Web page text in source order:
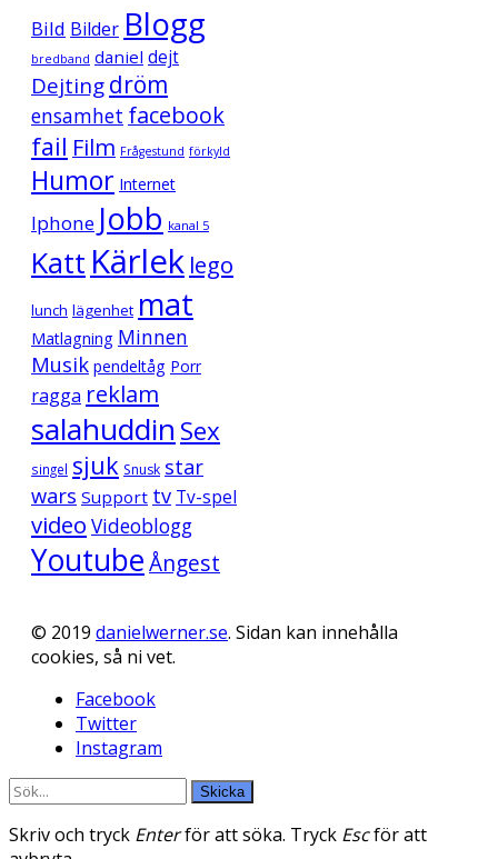
Bild Bilder Blogg
bredband daniel dejt
Dejtingdröm
ensamhet facebook
fail Film Frågestund förkyld
Humor Internet
Iphone Jobb kanal 5
Katt Kärlek lego
lunch lägenhet mat
Matlagning Minnen
Musik pendeltåg Porr
ragga reklam
salahuddin Sex
singel sjuk Snusk star
wars Support tv Tv-spel
video Videoblogg
YoutubeÅngest
© 2019 danielwerner.se. Sidan kan innehålla
cookies, så ni vet.
Facebook
Twitter
Instagram
Skicka
Skriv och tryck Enterför att söka. Tryck Escför att